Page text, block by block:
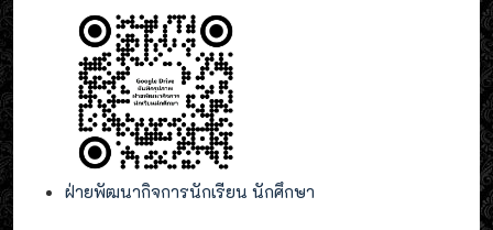
ฝ่ายพัฒนากิจการนักเรียน นักศึกษา